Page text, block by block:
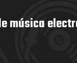
música